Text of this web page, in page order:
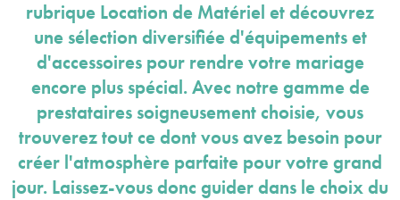
rubrique Location de Matériel et découvrez
une sélection diversifiée d'équipements et
d'accessoires pour rendre votre mariage
encore plus spécial. Avec notre gamme de
prestataires soigneusement choisie, vous
trouverez tout ce dont vous avez besoin pour
créer l'atmosphère parfaite pour votre grand
jour. Laissez-vous donc guider dans le choix du